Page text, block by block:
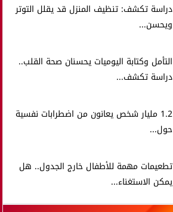
دراسة تكشف: تنظيف المنزل قد يقلل التوتر
ويحسن...
التأمل وكتابة اليوميات يحسنان صحة القلب..
دراسة تكشف...
1.2 مليار شخص يعانون من اضطرابات نفسية
حول...
تطعيمات مهمة للأطفال خارج الجدول.. هل
يمكن الاستغناء...